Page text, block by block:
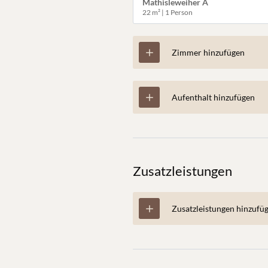
Mathisleweiher A
22 m² | 1 Person
Zimmer hinzufügen
Aufenthalt hinzufügen
Zusatzleistungen
Zusatzleistungen